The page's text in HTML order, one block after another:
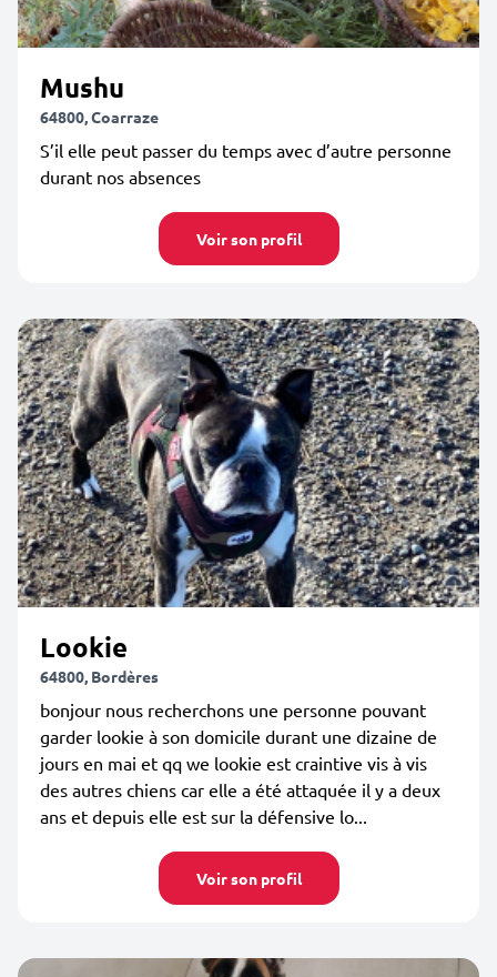
Mushu
64800, Coarraze
S’il elle peut passer du temps avec d’autre personne
durant nos absences
Voir son profil
Lookie
64800, Bordères
bonjour nous recherchons une personne pouvant
garder lookie à son domicile durant une dizaine de
jours en mai et qq we lookie est craintive vis à vis
des autres chiens car elle a été attaquée il y a deux
ans et depuis elle est sur la défensive lo...
Voir son profil